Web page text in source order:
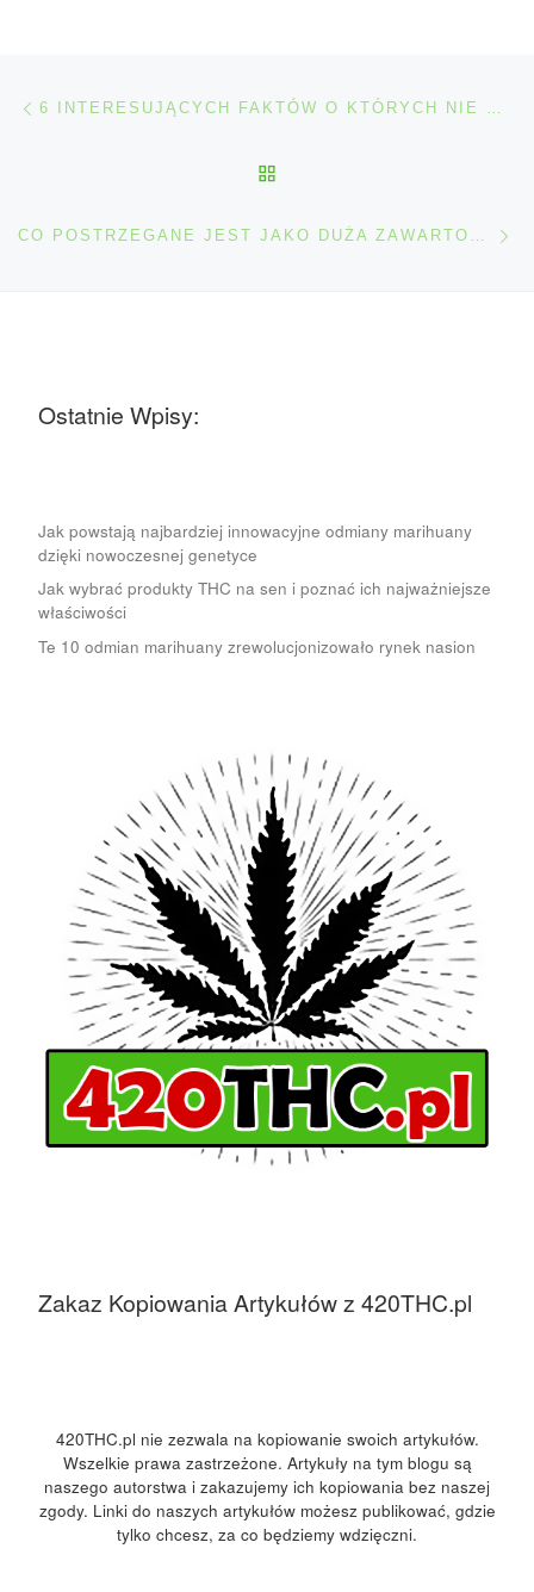
Nawigacja wpisu 6 INTERESUJĄCYCH FAKTÓW O KTÓRYCH NIE MASZ POJĘCIA
CO POSTRZEGANE JEST JAKO DUŻA ZAWARTOŚĆ THC?
Ostatnie Wpisy:
Jak powstają najbardziej innowacyjne odmiany marihuany
dzięki nowoczesnej genetyce
Jak wybrać produkty THC na sen i poznać ich najważniejsze
właściwości
Te 10 odmian marihuany zrewolucjonizowało rynek nasion
Zakaz Kopiowania Artykułów z 420THC.pl
420THC.pl nie zezwala na kopiowanie swoich artykułów.
Wszelkie prawa zastrzeżone. Artykuły na tym blogu są
naszego autorstwa i zakazujemy ich kopiowania bez naszej
zgody. Linki do naszych artykułów możesz publikować, gdzie
tylko chcesz, za co będziemy wdzięczni.